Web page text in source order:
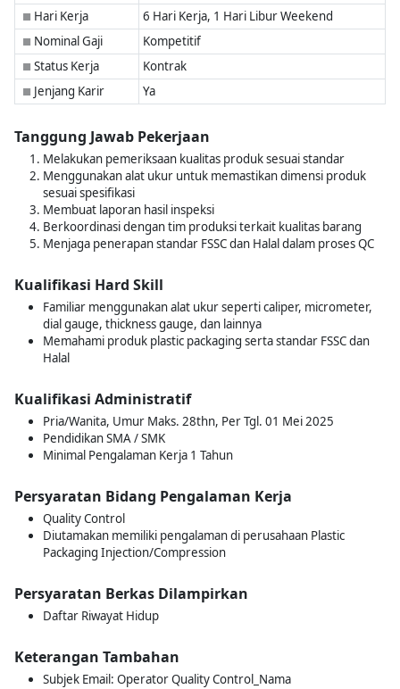
■ Hari Kerja 6 Hari Kerja, 1 Hari Libur Weekend
■ Nominal Gaji Kompetitif
■ Status Kerja Kontrak
■ Jenjang Karir Ya
Tanggung Jawab Pekerjaan
Melakukan pemeriksaan kualitas produk sesuai standar
Menggunakan alat ukur untuk memastikan dimensi produk
sesuai spesifikasi
Membuat laporan hasil inspeksi
Berkoordinasi dengan tim produksi terkait kualitas barang
Menjaga penerapan standar FSSC dan Halal dalam proses QC
Kualifikasi Hard Skill
Familiar menggunakan alat ukur seperti caliper, micrometer,
dial gauge, thickness gauge, dan lainnya
Memahami produk plastic packaging serta standar FSSC dan
Halal
Kualifikasi Administratif
Pria/Wanita, Umur Maks. 28thn, Per Tgl. 01 Mei 2025
Pendidikan SMA / SMK
Minimal Pengalaman Kerja 1 Tahun
Persyaratan Bidang Pengalaman Kerja
Quality Control
Diutamakan memiliki pengalaman di perusahaan Plastic
Packaging Injection/Compression
Persyaratan Berkas Dilampirkan
Daftar Riwayat Hidup
Keterangan Tambahan
Subjek Email: Operator Quality Control_Nama